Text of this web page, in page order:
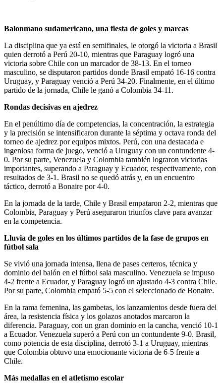
Balonmano sudamericano, una fiesta de goles y marcas
La disciplina que ya está en semifinales, le otorgó la victoria a Brasil
quien derrotó a Perú 20-10, mientras que Paraguay logró una
victoria sobre Chile con un marcador de 38-13. En el torneo
masculino, se disputaron partidos donde Brasil empató 16-16 contra
Uruguay, y Paraguay venció a Perú 34-20. Finalmente, en el último
partido de la jornada, Chile le ganó a Colombia 34-11.
Rondas decisivas en ajedrez
En el penúltimo día de competencias, la concentración, la estrategia
y la precisión se intensificaron durante la séptima y octava ronda del
torneo de ajedrez por equipos mixtos. Perú, con una destacada e
ingeniosa forma de juego, venció a Uruguay con un contundente 4-
0. Por su parte, Venezuela y Colombia también lograron victorias
importantes, superando a Paraguay y Ecuador, respectivamente, con
resultados de 3-1. Brasil no se quedó atrás y, en un encuentro
táctico, derrotó a Bonaire por 4-0.
En la jornada de la tarde, Chile y Brasil empataron 2-2, mientras que
Colombia, Paraguay y Perú aseguraron triunfos clave para avanzar
en la competencia.
Lluvia de goles en los últimos partidos de la fase de grupos en
fútbol sala
Se vivió una jornada intensa, llena de pases certeros, técnica y
dominio del balón en el fútbol sala masculino. Venezuela se impuso
4-2 frente a Ecuador, y Paraguay logró un ajustado 4-3 contra Chile.
Por su parte, Colombia empató 5-5 con el seleccionado de Bonaire.
En la rama femenina, las gambetas, los lanzamientos desde fuera del
área, la resistencia física y los golazos anotados marcaron la
diferencia. Paraguay, con un gran dominio en la cancha, venció 10-1
a Ecuador. Venezuela superó a Perú con un contundente 9-0. Brasil,
como potencia de esta disciplina, derrotó 3-1 a Uruguay, mientras
que Colombia obtuvo una emocionante victoria de 6-5 frente a
Chile.
Más medallas en el atletismo escolar